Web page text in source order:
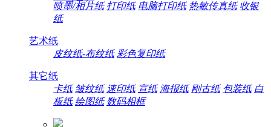
喷墨/相片纸 打印纸 电脑打印纸 热敏传真纸 收银
纸
艺术纸
皮纹纸-布纹纸 彩色复印纸
其它纸
卡纸 皱纹纸 速印纸 宣纸 海报纸 刚古纸 包装纸 白
板纸 绘图纸 数码相框